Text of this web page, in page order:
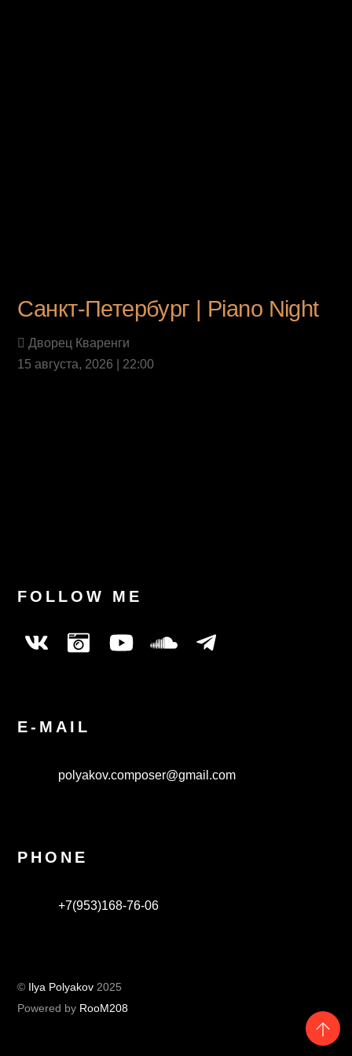
Санкт-Петербург | Piano Night
Дворец Кваренги
15 августа, 2026 | 22:00
FOLLOW ME
E-MAIL
polyakov.composer@gmail.com
PHONE
+7(953)168-76-06
© Ilya Polyakov 2025
Powered by RooM208